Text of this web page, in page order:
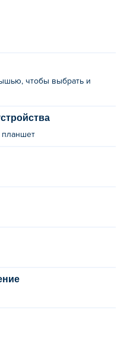
чтобы выбрать и
планшет